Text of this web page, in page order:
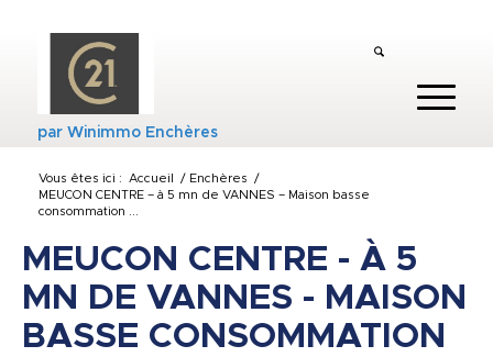
parWinimmo Enchères
Vous êtes ici : Accueil / Enchères
/
MEUCON CENTRE – à 5 mn de VANNES – Maison basse
consommation ...
MEUCON CENTRE - À 5
MN DE VANNES - MAISON
BASSE CONSOMMATION